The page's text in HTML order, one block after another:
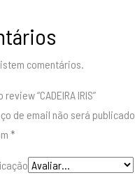
comentários.
“CADEIRA IRIS”
de email não será publicado.
*